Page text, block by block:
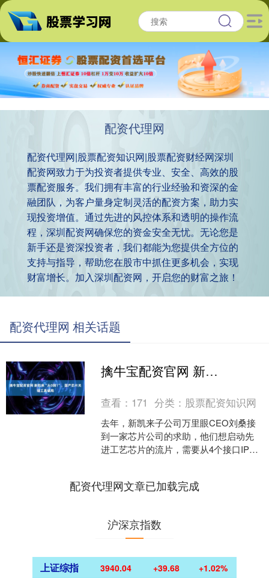
配资代理网
配资代理网|股票配资知识网|股票配资财经网深圳
配资网致力于为投资者提供专业、安全、高效的股
票配资服务。我们拥有丰富的行业经验和资深的金
融团队，为客户量身定制灵活的配资方案，助力实
现投资增值。通过先进的风控体系和透明的操作流
程，深圳配资网确保您的资金安全无忧。无论您是
新手还是资深投资者，我们都能为您提供全方位的
支持与指导，帮助您在股市中抓住更多机会，实现
财富增长。加入深圳配资网，开启您的财富之旅！
配资代理网 相关话题
擒牛宝配资官网 新凯来“从0到1”，国产芯片关键工具破局
查看： 171 分类： 股票配资知识网
去年，新凯来子公司万里眼CEO刘桑接
到一家芯片公司的求助，他们想启动先
进工艺芯片的流片，需要从4个接口IP中
配资代理网文章已加载完成
沪深京指数
上证综指 3940.04 +39.68 +1.02%